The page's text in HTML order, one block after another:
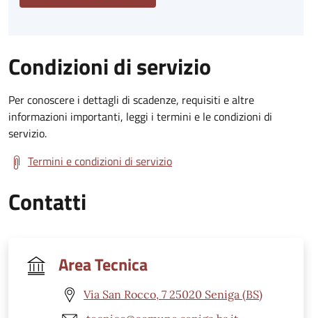
Condizioni di servizio
Per conoscere i dettagli di scadenze, requisiti e altre
informazioni importanti, leggi i termini e le condizioni di
servizio.
Termini e condizioni di servizio
Contatti
Area Tecnica
Via San Rocco, 7 25020 Seniga (BS)